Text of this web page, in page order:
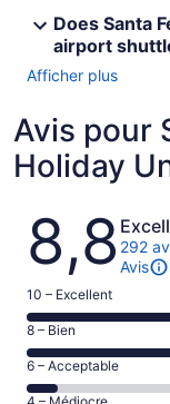
Does Santa
airport
Afficher plus
Avis pour
Holiday
Avis
8,8 292
Avis
Note
de 10
–
Excellent,
d’après
10 – Excellent
Note
de 8
–
Bien,
8 – Bien
Note
de 6
6 – Acceptable